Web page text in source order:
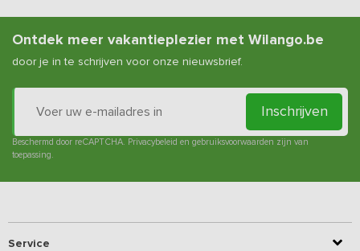
Ontdek meer vakantieplezier met Wilango.be
door je in te schrijven voor onze nieuwsbrief.
Inschrijven
Beschermd door reCAPTCHA. Privacybeleid en gebruiksvoorwaarden zijn van
toepassing.
Service